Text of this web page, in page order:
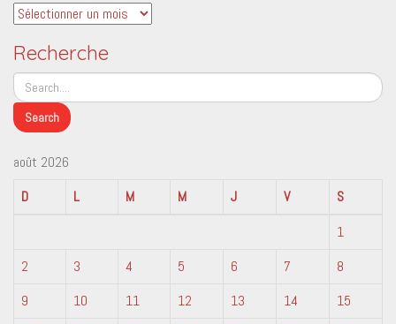
Archives
Recherche
août 2026
D
L M M J V
S
1
2
3 4 5 6 7
8
9
10 11 12 13 14
15